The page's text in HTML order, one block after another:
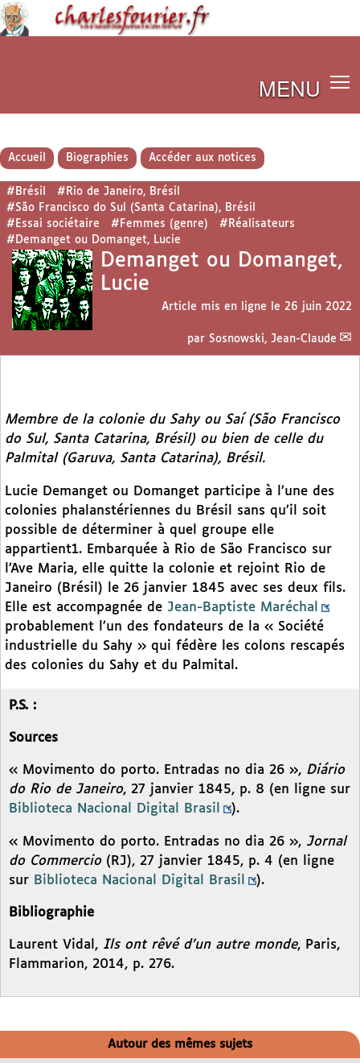
MENU
Accueil Biographies Accéder aux notices
#Brésil
#Rio de Janeiro, Brésil
#São Francisco do Sul (Santa Catarina), Brésil
#Essai sociétaire
#Femmes (genre)
#Réalisateurs
#Demanget ou Domanget, Lucie
Demanget ou Domanget,
Lucie
Article mis en ligne le 26 juin 2022
par Sosnowski, Jean-Claude
Membre de la colonie du Sahy ou Saí (São Francisco
do Sul, Santa Catarina, Brésil) ou bien de celle du
Palmital (Garuva, Santa Catarina), Brésil.
Lucie Demanget ou Domanget participe à l’une des
colonies phalanstériennes du Brésil sans qu’il soit
possible de déterminer à quel groupe elle
appartient1. Embarquée à Rio de São Francisco sur
l’Ave Maria, elle quitte la colonie et rejoint Rio de
Janeiro (Brésil) le 26 janvier 1845 avec ses deux fils.
Elle est accompagnée de Jean-Baptiste Maréchal
probablement l’un des fondateurs de la « Société
industrielle du Sahy » qui fédère les colons rescapés
des colonies du Sahy et du Palmital.
P.S. :
Sources
« Movimento do porto. Entradas no dia 26 », Diário
do Rio de Janeiro, 27 janvier 1845, p. 8 (en ligne sur
Biblioteca Nacional Digital Brasil
).
« Movimento do porto. Entradas no dia 26 », Jornal
do Commercio(RJ), 27 janvier 1845, p. 4 (en ligne
sur Biblioteca Nacional Digital Brasil ).
Bibliographie
Laurent Vidal, Ils ont rêvé d’un autre monde, Paris,
Flammarion, 2014, p. 276.
Autour des mêmes sujets